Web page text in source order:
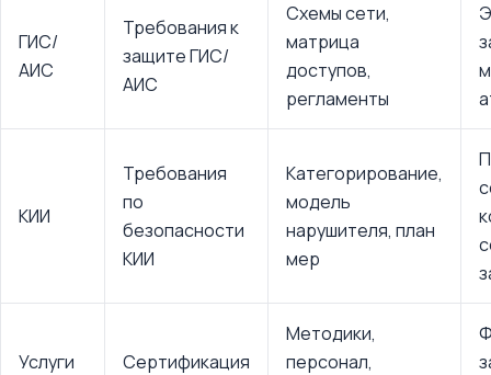
ГИС/
АИС
Требования к
защите ГИС/
АИС
Схемы сети,
матрица
доступов,
регламенты
КИИ
Требования
по
безопасности
КИИ
Категорирование,
модель
нарушителя, план
мер
Услуги
Сертификация
Методики,
персонал,